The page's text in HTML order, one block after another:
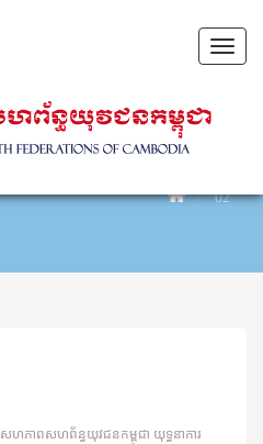
Toggle
02
សហភាពសហព័ន្ធយុវជនកម្ពុជា យុទ្ធនាការ